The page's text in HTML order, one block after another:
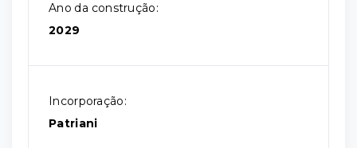
Ano da construção:
2029
Incorporação:
Patriani